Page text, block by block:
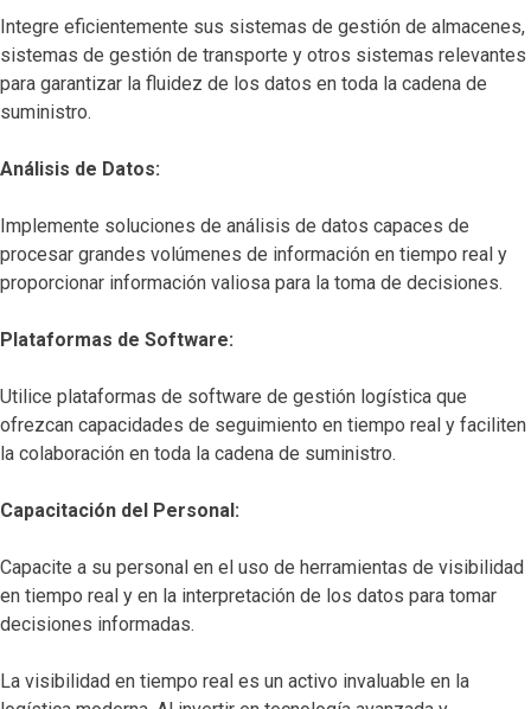
Integre eficientemente sus sistemas de gestión de almacenes,
sistemas de gestión de transporte y otros sistemas relevantes
para garantizar la fluidez de los datos en toda la cadena de
suministro.
Análisis de Datos:
Implemente soluciones de análisis de datos capaces de
procesar grandes volúmenes de información en tiempo real y
proporcionar información valiosa para la toma de decisiones.
Plataformas de Software:
Utilice plataformas de software de gestión logística que
ofrezcan capacidades de seguimiento en tiempo real y faciliten
la colaboración en toda la cadena de suministro.
Capacitación del Personal:
Capacite a su personal en el uso de herramientas de visibilidad
en tiempo real y en la interpretación de los datos para tomar
decisiones informadas.
La visibilidad en tiempo real es un activo invaluable en la